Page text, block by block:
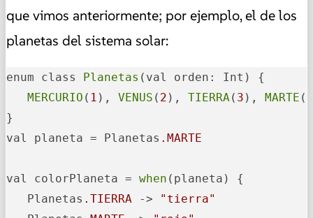
que vimos anteriormente; por ejemplo, el de los
planetas del sistema solar:
enum class Planetas (val orden: Int) {
MERCURIO ( 1 ), VENUS ( 2 ), TIERRA ( 3 ), MARTE (
}
val planeta = Planetas .MARTE
val colorPlaneta = when (planeta) {
   Planetas
.TIERRA ->
"tierra"